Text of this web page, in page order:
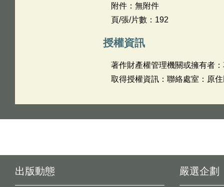
附件：無附件
頁/張/片數：192
授權資訊
著作財產權管理機關或擁有者
取得授權資訊：聯絡處室：原
出版動態 嚴選企劃